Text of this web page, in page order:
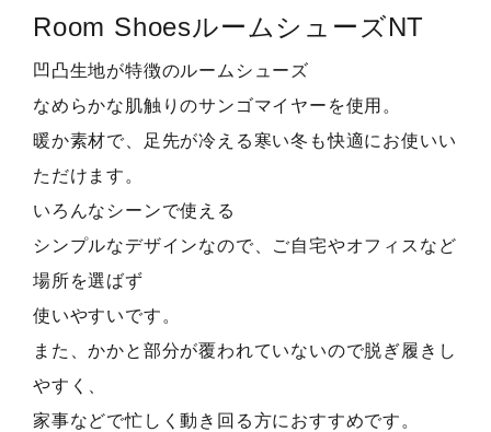
Room ShoesルームシューズNT
凹凸生地が特徴のルームシューズ
なめらかな肌触りのサンゴマイヤーを使用。
暖か素材で、足先が冷える寒い冬も快適にお使いい
ただけます。
いろんなシーンで使える
シンプルなデザインなので、ご自宅やオフィスなど
場所を選ばず
使いやすいです。
また、かかと部分が覆われていないので脱ぎ履きし
やすく、
家事などで忙しく動き回る方におすすめです。